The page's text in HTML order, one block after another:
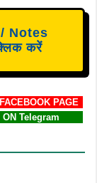
Notes
करें
PAGE
ON Telegram